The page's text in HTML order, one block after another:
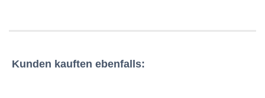
Kunden kauften ebenfalls: